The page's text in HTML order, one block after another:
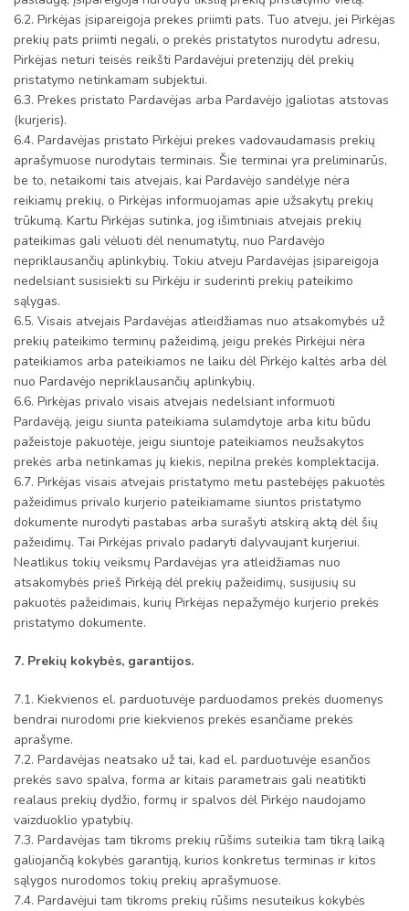
6.2. Pirkėjas įsipareigoja prekes priimti pats. Tuo atveju, jei Pirkėjas
prekių pats priimti negali, o prekės pristatytos nurodytu adresu,
Pirkėjas neturi teisės reikšti Pardavėjui pretenzijų dėl prekių
pristatymo netinkamam subjektui.
6.3. Prekes pristato Pardavėjas arba Pardavėjo įgaliotas atstovas
(kurjeris).
6.4. Pardavėjas pristato Pirkėjui prekes vadovaudamasis prekių
aprašymuose nurodytais terminais. Šie terminai yra preliminarūs,
be to, netaikomi tais atvejais, kai Pardavėjo sandėlyje nėra
reikiamų prekių, o Pirkėjas informuojamas apie užsakytų prekių
trūkumą. Kartu Pirkėjas sutinka, jog išimtiniais atvejais prekių
pateikimas gali vėluoti dėl nenumatytų, nuo Pardavėjo
nepriklausančių aplinkybių. Tokiu atveju Pardavėjas įsipareigoja
nedelsiant susisiekti su Pirkėju ir suderinti prekių pateikimo
sąlygas.
6.5. Visais atvejais Pardavėjas atleidžiamas nuo atsakomybės už
prekių pateikimo terminų pažeidimą, jeigu prekės Pirkėjui nėra
pateikiamos arba pateikiamos ne laiku dėl Pirkėjo kaltės arba dėl
nuo Pardavėjo nepriklausančių aplinkybių.
6.6. Pirkėjas privalo visais atvejais nedelsiant informuoti
Pardavėją, jeigu siunta pateikiama sulamdytoje arba kitu būdu
pažeistoje pakuotėje, jeigu siuntoje pateikiamos neužsakytos
prekės arba netinkamas jų kiekis, nepilna prekės komplektacija.
6.7. Pirkėjas visais atvejais pristatymo metu pastebėjęs pakuotės
pažeidimus privalo kurjerio pateikiamame siuntos pristatymo
dokumente nurodyti pastabas arba surašyti atskirą aktą dėl šių
pažeidimų. Tai Pirkėjas privalo padaryti dalyvaujant kurjeriui.
Neatlikus tokių veiksmų Pardavėjas yra atleidžiamas nuo
atsakomybės prieš Pirkėją dėl prekių pažeidimų, susijusių su
pakuotės pažeidimais, kurių Pirkėjas nepažymėjo kurjerio prekės
pristatymo dokumente.
7. Prekių kokybės, garantijos.
7.1. Kiekvienos el. parduotuvėje parduodamos prekės duomenys
bendrai nurodomi prie kiekvienos prekės esančiame prekės
aprašyme.
7.2. Pardavėjas neatsako už tai, kad el. parduotuvėje esančios
prekės savo spalva, forma ar kitais parametrais gali neatitikti
realaus prekių dydžio, formų ir spalvos dėl Pirkėjo naudojamo
vaizduoklio ypatybių.
7.3. Pardavėjas tam tikroms prekių rūšims suteikia tam tikrą laiką
galiojančią kokybės garantiją, kurios konkretus terminas ir kitos
sąlygos nurodomos tokių prekių aprašymuose.
7.4. Pardavėjui tam tikroms prekių rūšims nesuteikus kokybės